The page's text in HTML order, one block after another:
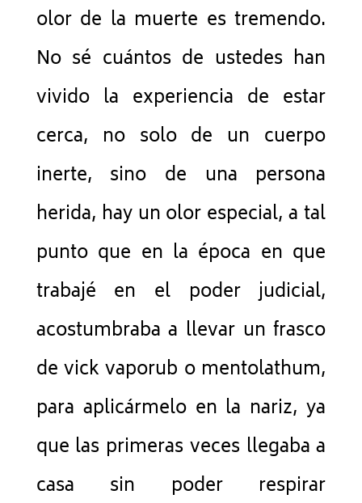
olor de la muerte es tremendo.
No sé cuántos de ustedes han
vivido la experiencia de estar
cerca, no solo de un cuerpo
inerte, sino de una persona
herida, hay un olor especial, a tal
punto que en la época en que
trabajé en el poder judicial,
acostumbraba a llevar un frasco
de vick vaporub o mentolathum,
para aplicármelo en la nariz, ya
que las primeras veces llegaba a
casa sin poder respirar